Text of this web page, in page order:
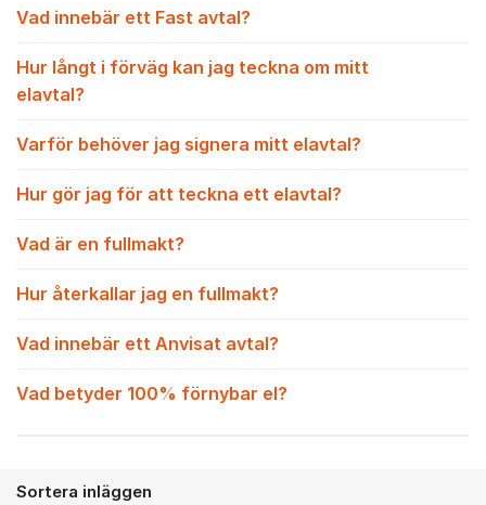
Vad innebär ett Fast avtal?
Hur långt i förväg kan jag teckna om mitt
elavtal?
Varför behöver jag signera mitt elavtal?
Hur gör jag för att teckna ett elavtal?
Vad är en fullmakt?
Hur återkallar jag en fullmakt?
Vad innebär ett Anvisat avtal?
Vad betyder 100% förnybar el?
Sortera inläggen